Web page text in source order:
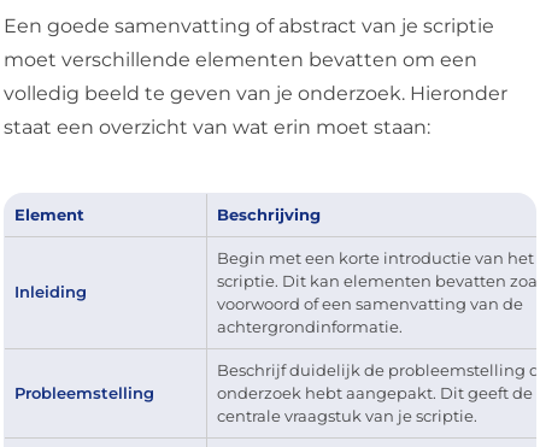
Een goede samenvatting of abstract van je scriptie
moet verschillende elementen bevatten om een
volledig beeld te geven van je onderzoek. Hieronder
staat een overzicht van wat erin moet staan:
Element Beschrijving
Inleiding
Begin met een korte introductie van het
scriptie. Dit kan elementen bevatten
voorwoord of een samenvatting van de
achtergrondinformatie.
Probleemstelling
Beschrijf duidelijk de probleemstelling
onderzoek hebt aangepakt. Dit geeft de
centrale vraagstuk van je scriptie.